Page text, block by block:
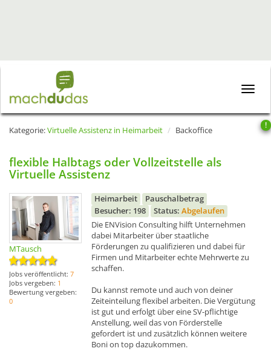
Toggle
!
Kategorie:Virtuelle Assistenz in Heimarbeit Backoffice
flexible Halbtags oder Vollzeitstelle als
Virtuelle Assistenz
MTausch
Jobs veröffentlicht: 7
Jobs vergeben: 1
Bewertung vergeben:
0
Heimarbeit
Pauschalbetrag
Besucher: 198
Status: Abgelaufen
Die ENVision Consulting hilft Unternehmen
dabei Mitarbeiter über staatliche
Förderungen zu qualifizieren und dabei für
Firmen und Mitarbeiter echte Mehrwerte zu
schaffen.
Du kannst remote und auch von deiner
Zeiteinteilung flexibel arbeiten. Die Vergütung
ist gut und erfolgt über eine SV-pflichtige
Anstellung, weil das von Förderstelle
gefordert ist und zusätzlich können weitere
Boni on top dazukommen.